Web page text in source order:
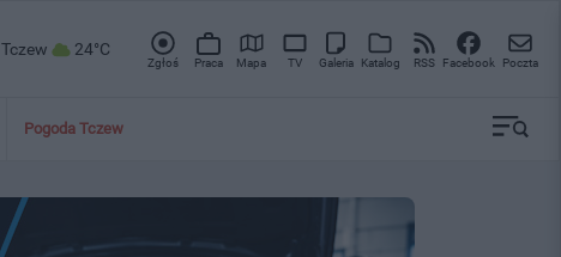
Tczew 24°C
Zgłoś Praca Mapa TV Galeria Katalog RSS Facebook Poczta
Pogoda Tczew